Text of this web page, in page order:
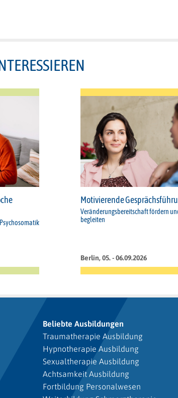
Motivierende
Veränderungsbereitschaft fördern
begleiten
Berlin, 05. - 06.09.2026
Beliebte Ausbildungen
Traumatherapie Ausbildung
Hypnotherapie Ausbildung
Sexualtherapie Ausbildung
Achtsamkeit Ausbildung
Fortbildung Personalwesen